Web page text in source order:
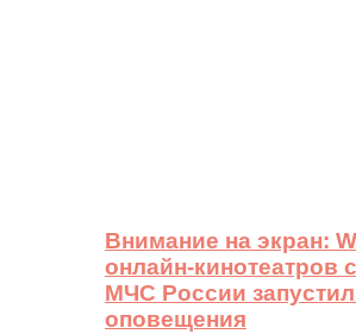
Внимание на экран:
онлайн-кинотеатров
МЧС России
оповещения